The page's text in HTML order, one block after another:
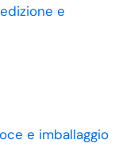
e
e imballaggio